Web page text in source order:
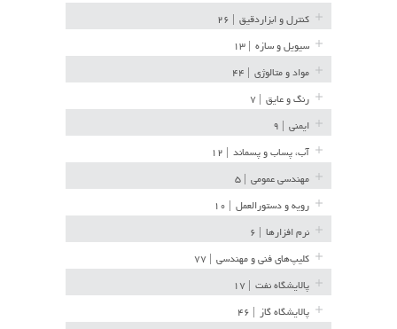
کنترل و ابزاردقیق
سیویل و سازه
مواد و متالوژی
رنگ و عایق
ایمنی
آب، پساب و پسماند
مهندسی عمومی
رویه و دستورالعمل
نرم افزارها
کلیپ‌های فنی و مهندسی
پالایشگاه نفت
پالایشگاه گاز